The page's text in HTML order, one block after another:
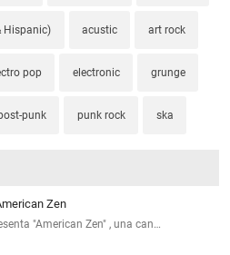
Hispanic) acustic art rock
pop electronic grunge
punk punk rock ska
Zen
"American Zen" , una can…